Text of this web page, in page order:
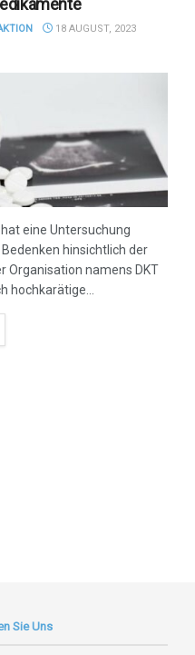
18 AUGUST, 2023
eine Untersuchung
hinsichtlich der
Organisation namens DKT
hochkarätige...
Sie Uns